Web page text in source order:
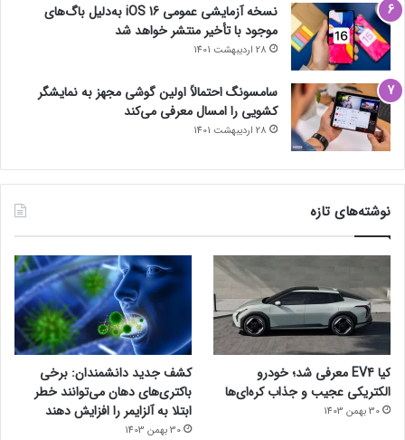
نسخه آزمایشی عمومی iOS 16 به‌دلیل باگ‌های
موجود با تأخیر منتشر خواهد شد
28 اردیبهشت 1401
سامسونگ احتمالاً اولین گوشی مجهز به نمایشگر
کشویی را امسال معرفی می‌کند
28 اردیبهشت 1401
نوشته‌های تازه
کیا EV4 معرفی شد؛ خودرو
الکتریکی عجیب و جذاب کره‌ای‌ها
30 بهمن 1403
کشف جدید دانشمندان: برخی
باکتری‌های دهان می‌توانند خطر
ابتلا به آلزایمر را افزایش دهند
30 بهمن 1403